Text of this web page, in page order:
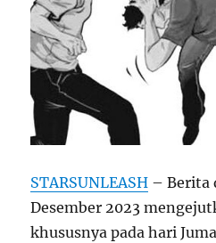
STARSUNLEASH – Berita
Desember 2023
khususnya pada hari